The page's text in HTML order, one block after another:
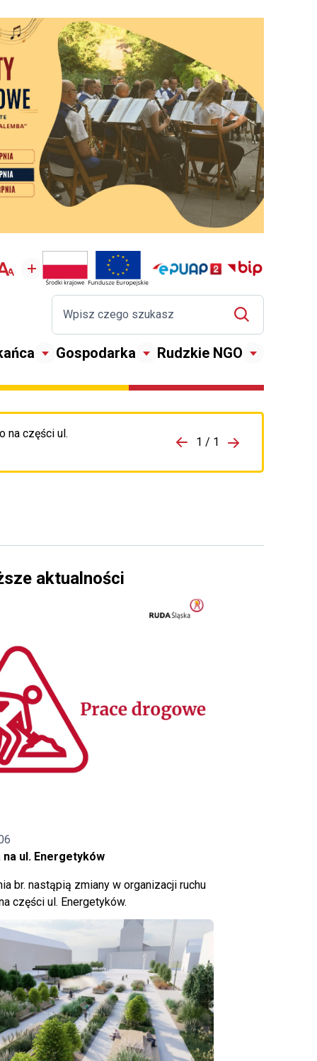
Gospodarka Rudzkie NGO
na części ul.
do porzpedniego komunikatu 1 / 1
Przejdź do
aktualności
na ul. Energetyków
br. nastąpią zmiany w organizacji ruchu
części ul. Energetyków.